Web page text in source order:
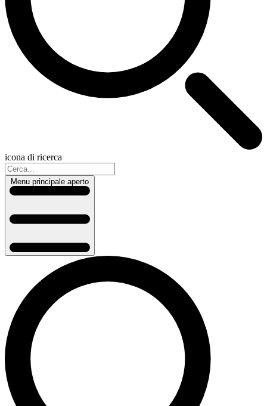
icona di ricerca
Menu principale aperto